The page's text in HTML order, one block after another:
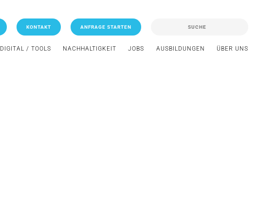
KONTAKT ANFRAGE STARTEN
DIGITAL / TOOLS NACHHALTIGKEIT JOBS AUSBILDUNGEN ÜBER UNS